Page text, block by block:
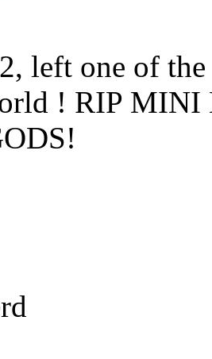
left one of
! RIP MINI